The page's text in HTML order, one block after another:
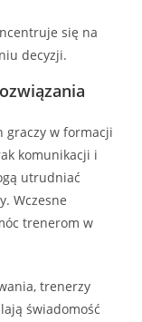
się na
decyzji.
graczy w formacji
komunikacji i
utrudniać
Wczesne
trenerom w
trenerzy
świadomość